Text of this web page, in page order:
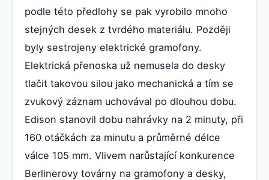
podle této předlohy se pak vyrobilo mnoho
stejných desek z tvrdého materiálu. Později
byly sestrojeny elektrické gramofony.
Elektrická přenoska už nemusela do desky
tlačit takovou silou jako mechanická a tím se
zvukový záznam uchovával po dlouhou dobu.
Edison stanovil dobu nahrávky na 2 minuty, při
160 otáčkách za minutu a průměrné délce
válce 105 mm. Vlivem narůstající konkurence
Berlinerovy továrny na gramofony a desky,